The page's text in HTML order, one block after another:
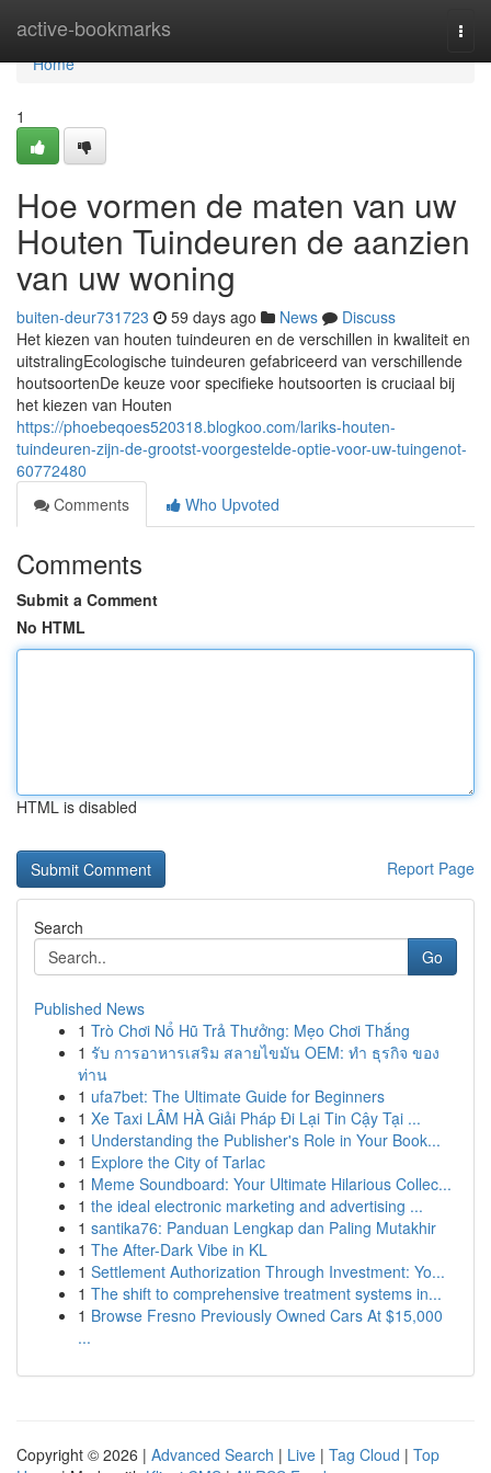
active-bookmarks
Home
Home
1
Hoe vormen de maten van uw
Houten Tuindeuren de aanzien
van uw woning
buiten-deur731723 59 days ago News
Discuss
Het kiezen van houten tuindeuren en de verschillen in kwaliteit en
uitstralingEcologische tuindeuren gefabriceerd van verschillende
houtsoortenDe keuze voor specifieke houtsoorten is cruciaal bij
het kiezen van Houten
https://phoebeqoes520318.blogkoo.com/lariks-houten-
tuindeuren-zijn-de-grootst-voorgestelde-optie-voor-uw-tuingenot-
60772480
Comments
Who Upvoted
Comments
Submit a Comment
No HTML
HTML is disabled
Report Page
Search
Go
Published News
1 Trò Chơi Nổ Hũ Trả Thưởng: Mẹo Chơi Thắng
1 รับ การอาหารเสริม สลายไขมัน OEM: ทำ ธุรกิจ ของ
ท่าน
1 ufa7bet: The Ultimate Guide for Beginners
1 Xe Taxi LÂM HÀ Giải Pháp Đi Lại Tin Cậy Tại ...
1 Understanding the Publisher's Role in Your Book...
1 Explore the City of Tarlac
1 Meme Soundboard: Your Ultimate Hilarious Collec...
1 the ideal electronic marketing and advertising ...
1 santika76: Panduan Lengkap dan Paling Mutakhir
1 The After-Dark Vibe in KL
1 Settlement Authorization Through Investment: Yo...
1 The shift to comprehensive treatment systems in...
1 Browse Fresno Previously Owned Cars At $15,000
...
Copyright © 2026 | Advanced Search | Live | Tag Cloud | Top